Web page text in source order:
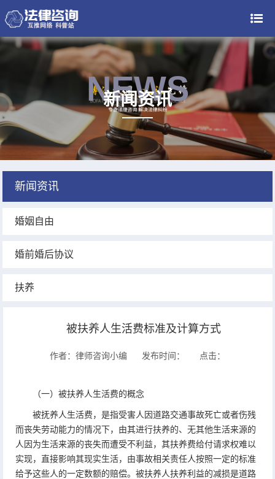
NEWS
新闻资讯
新闻资讯
婚姻自由
婚前婚后协议
扶养
被扶养人生活费标准及计算方式
作者：律师咨询小编 发布时间： 点击：
（一）被扶养人生活费的概念
被抚养人生活费，是指受害人因道路交通事故死亡或者伤残
而丧失劳动能力的情况下，由其进行扶养的、无其他生活来源的
人因为生活来源的丧失而遭受不利益，其扶养费给付请求权难以
实现，直接影响其现实生活，由事故相关责任人按照一定的标准
给予这些人的一定数额的赔偿。被扶养人扶养利益的减损是道路